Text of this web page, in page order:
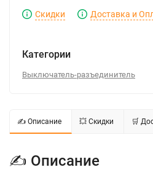
Скидки Доставка и
Категории
Выключатель-разъединитель
✍ Описание 💥 Скидки 🛒
✍ Описание